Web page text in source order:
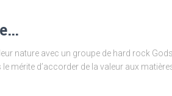
nature avec un groupe de hard rock
mérite d’accorder de la valeur aux